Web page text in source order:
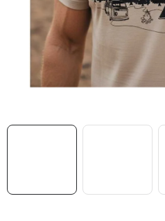
PROVIZNÍ SYSTÉM
Časté otázky
Obchodní podmínky
Zásady zpracování ochrany